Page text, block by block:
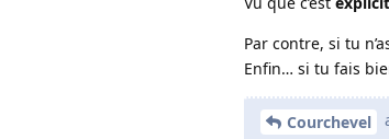
Par contre, si tu
Enfin… si tu fais
Courchevel